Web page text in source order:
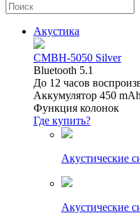
Акустика
CMBH-5050 Silver
Bluetooth 5.1
До 12 часов
Аккумулятор 450 mAh
Функция колонок
Где купить?
Акустические
Акустические